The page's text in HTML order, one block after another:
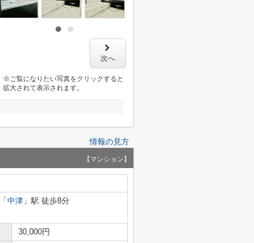
次へ
※ご覧になりたい写真をクリックすると
拡大されて表示されます。
情報の見方
【マンション】
「 中津 」駅 徒歩8分
30,000円